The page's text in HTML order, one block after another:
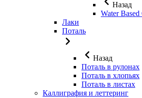
Назад
Water
Лаки
Поталь
Назад
Поталь в рулонах
Поталь в хлопьях
Поталь в листах
Каллиграфия и леттеринг